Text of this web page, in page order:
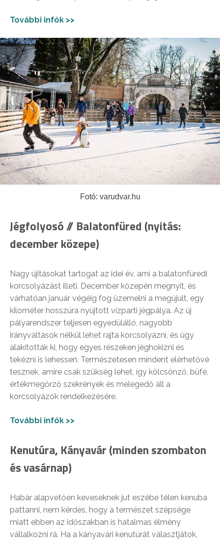
További infók >>
Fotó: varudvar.hu
Jégfolyosó // Balatonfüred (nyitás:
december közepe)
Nagy újításokat tartogat az idei év, ami a balatonfüredi
korcsolyázást illeti. December közepén megnyit, és
várhatóan január végéig fog üzemelni a megújult, egy
kilométer hosszúra nyújtott vízparti jégpálya. Az új
pályarendszer teljesen egyedülálló, nagyobb
irányváltások nélkül lehet rajta korcsolyázni, és úgy
alakították ki, hogy egyes részeken jéghokizni és
tekézni is lehessen. Természetesen mindent elérhetővé
tesznek, amire csak szükség lehet, így kölcsönző, büfé,
értékmegőrző szekrények és melegedő áll a
korcsolyázók rendelkezésére.
További infók >>
Kenutúra, Kányavár (minden szombaton
és vasárnap)
Habár alapvetően keveseknek jut eszébe télen kenuba
pattanni, nem kérdés, hogy a természet szépsége
miatt ebben az időszakban is hatalmas élmény
vállalkozni rá. Ha a kányavári kenutúrát választjátok,